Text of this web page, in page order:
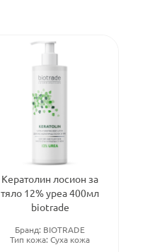
Кератолин лосион за
тяло 12% уреа 400мл
biotrade
Бранд: BIOTRADE
Тип кожа:Суха кожа